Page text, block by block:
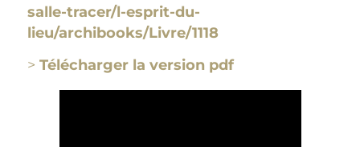
salle-tracer/l-esprit-du-
lieu/archibooks/Livre/1118
> Télécharger la version pdf